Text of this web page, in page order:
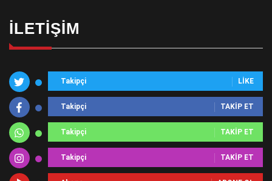
İLETIŞIM
Takipçi LIKE
Takipçi TAKIP ET
Takipçi TAKIP ET
Takipçi TAKIP ET